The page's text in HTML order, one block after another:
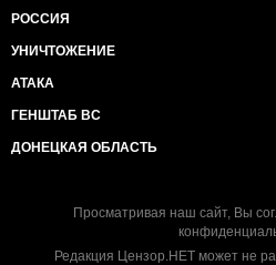
РОССИЯ
УНИЧТОЖЕНИЕ
АТАКА
ГЕНШТАБ ВС
ДОНЕЦКАЯ ОБЛАСТЬ
Просматривая наш сайт, Вы
Редакция Цензор.НЕТ может не